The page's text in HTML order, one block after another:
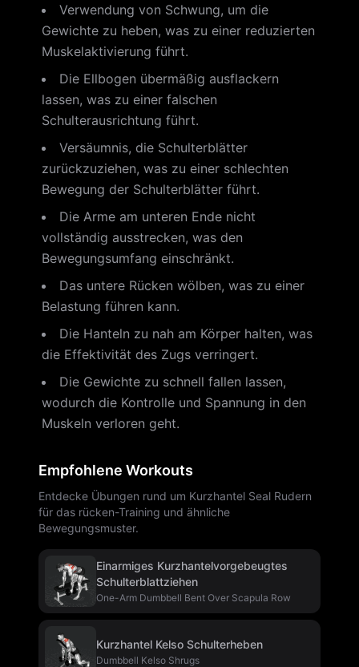
Verwendung von Schwung, um die
Gewichte zu heben, was zu einer reduzierten
Muskelaktivierung führt.
Die Ellbogen übermäßig ausflackern
lassen, was zu einer falschen
Schulterausrichtung führt.
Versäumnis, die Schulterblätter
zurückzuziehen, was zu einer schlechten
Bewegung der Schulterblätter führt.
Die Arme am unteren Ende nicht
vollständig ausstrecken, was den
Bewegungsumfang einschränkt.
Das untere Rücken wölben, was zu einer
Belastung führen kann.
Die Hanteln zu nah am Körper halten, was
die Effektivität des Zugs verringert.
Die Gewichte zu schnell fallen lassen,
wodurch die Kontrolle und Spannung in den
Muskeln verloren geht.
Empfohlene Workouts
Entdecke Übungen rund um Kurzhantel Seal Rudern
für das rücken-Training und ähnliche
Bewegungsmuster.
Einarmiges Kurzhantelvorgebeugtes
Schulterblattziehen
One-Arm Dumbbell Bent Over Scapula Row
Kurzhantel Kelso Schulterheben
Dumbbell Kelso Shrugs